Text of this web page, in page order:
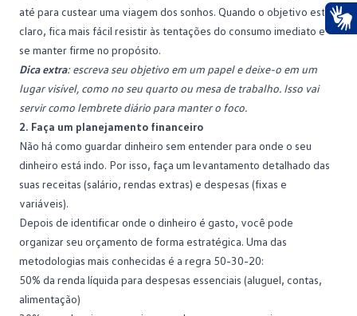
até para custear uma viagem dos sonhos. Quando o objetivo está
claro, fica mais fácil resistir às tentações do consumo imediato e
se manter firme no propósito.
Dica extra: escreva seu objetivo em um papel e deixe-o em um
lugar visível, como no seu quarto ou mesa de trabalho. Isso vai
servir como lembrete diário para manter o foco.
2. Faça um planejamento financeiro
Não há como guardar dinheiro sem entender para onde o seu
dinheiro está indo. Por isso, faça um levantamento detalhado das
suas receitas (salário, rendas extras) e despesas (fixas e
variáveis).
Depois de identificar onde o dinheiro é gasto, você pode
organizar seu orçamento de forma estratégica. Uma das
metodologias mais conhecidas é a regra 50-30-20:
50% da renda líquida para despesas essenciais (aluguel, contas,
alimentação)